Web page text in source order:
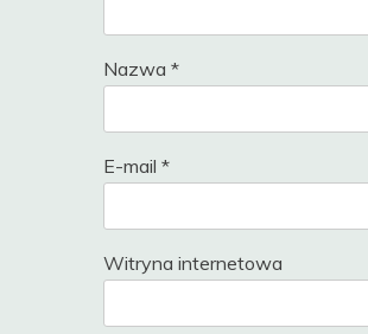
Nazwa *
E-mail *
Witryna internetowa